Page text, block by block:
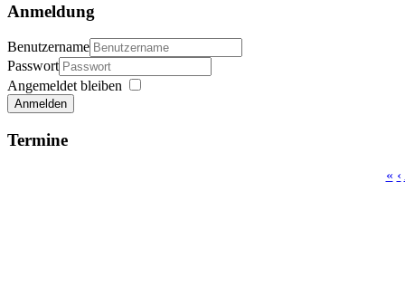
Anmeldung
Benutzername
Passwort
Angemeldet bleiben
Anmelden
Termine
« ‹